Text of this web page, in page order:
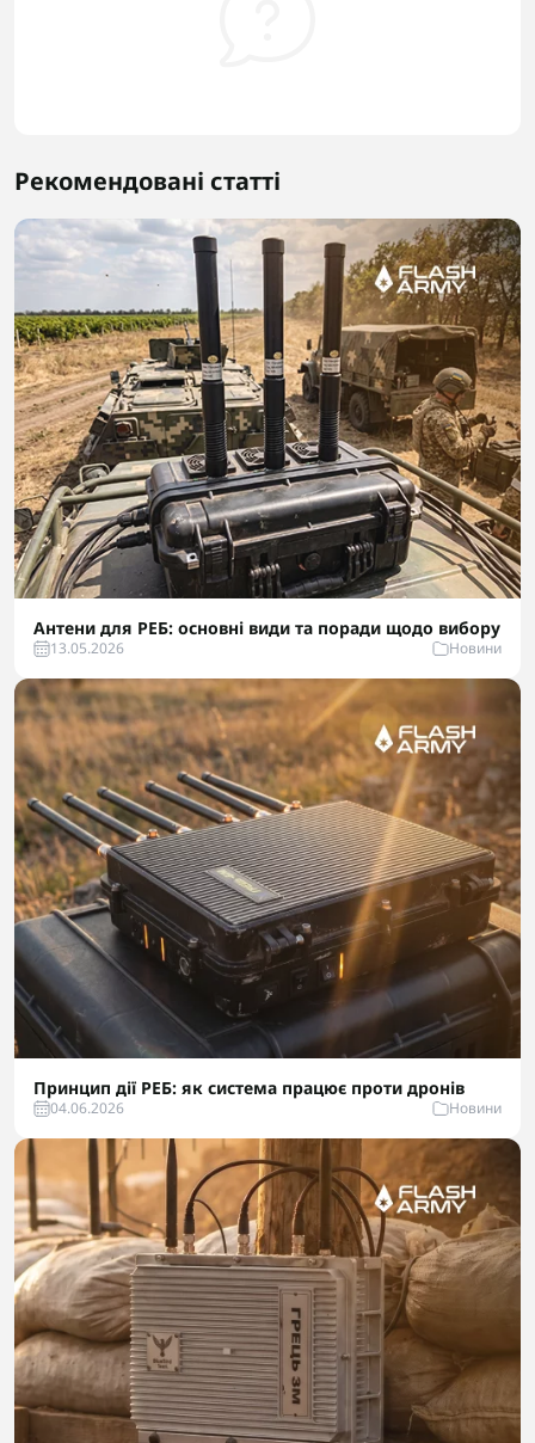
Рекомендовані статті
Антени для РЕБ: основні види та поради щодо вибору
13.05.2026 Новини
Принцип дії РЕБ: як система працює проти дронів
04.06.2026 Новини